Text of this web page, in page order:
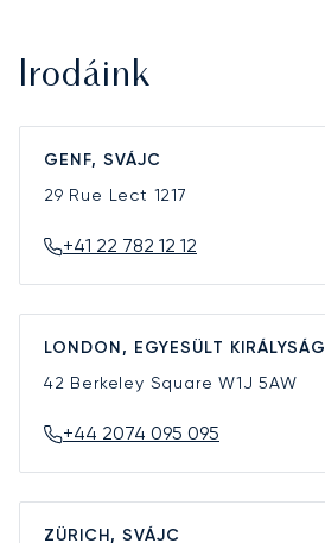
Irodáink
GENF, SVÁJC
29 Rue Lect 1217
+41 22 782 12 12
LONDON, EGYESÜLT KIRÁLYSÁG
42 Berkeley SquareW1J 5AW
+44 2074 095 095
ZÜRICH, SVÁJC